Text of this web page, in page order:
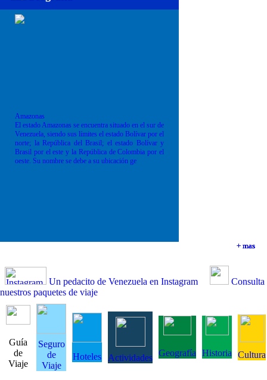
+ mas
+ mas
+ mas
Amazonas
El estado Amazonas se encuentra situado en el sur de
Venezuela, siendo sus límites el estado Bolívar por el
norte; la República del Brasil; el estado Bolívar y
Brasil por el este y la República de Colombia por el
oeste. Su nombre se debe a su ubicación ge
+ mas
Un pedacito de Venezuela en Instagram
Consulta
nuestros paquetes de viaje
Guía
de
Viaje
Seguro
de
Viaje
Hoteles Actividades Geografía Historia Cultura